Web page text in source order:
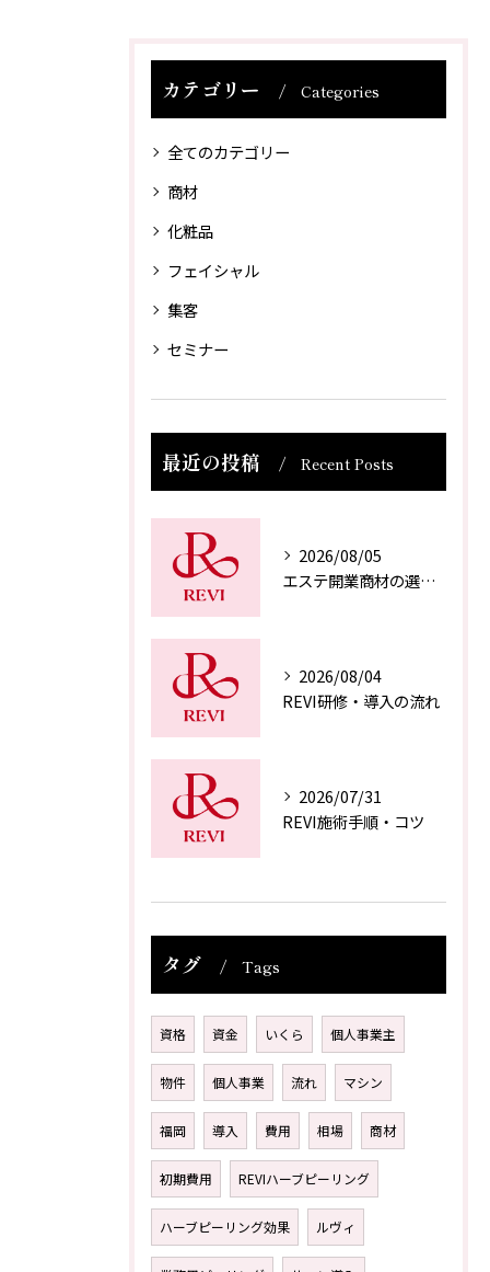
カテゴリー Categories
全てのカテゴリー
商材
化粧品
フェイシャル
集客
セミナー
最近の投稿 Recent Posts
2026/08/05
エステ開業商材の選び方
2026/08/04
REVI研修・導入の流れ
2026/07/31
REVI施術手順・コツ
タグ Tags
資格 資金 いくら 個人事業主
物件 個人事業 流れ マシン
福岡 導入 費用 相場 商材
初期費用 REVIハーブピーリング
ハーブピーリング効果 ルヴィ